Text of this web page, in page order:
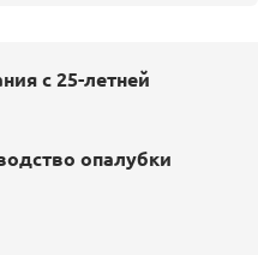
с 25-летней
опалубки